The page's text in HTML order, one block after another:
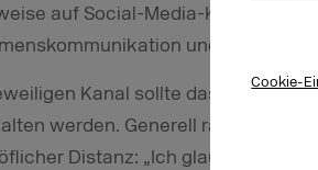
Cookie-
auf Social-Media-Kanälen zu
und im Laden
Kanal sollte das Du,
werden. Generell rät
Distanz: „Ich glaube nicht,